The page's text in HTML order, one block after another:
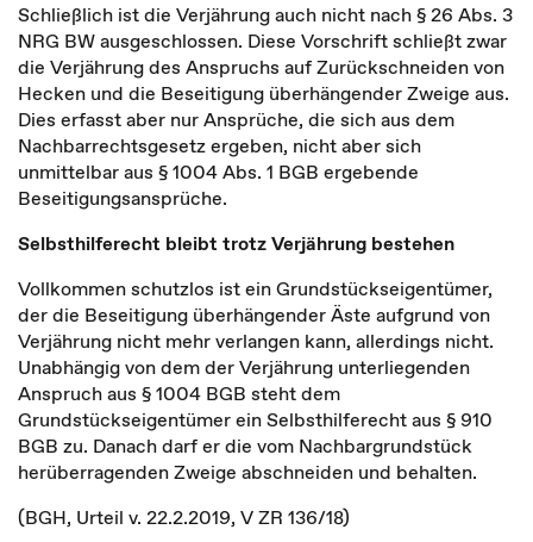
Schließlich ist die Verjährung auch nicht nach § 26 Abs. 3
NRG BW ausgeschlossen. Diese Vorschrift schließt zwar
die Verjährung des Anspruchs auf Zurückschneiden von
Hecken und die Beseitigung überhängender Zweige aus.
Dies erfasst aber nur Ansprüche, die sich aus dem
Nachbarrechtsgesetz ergeben, nicht aber sich
unmittelbar aus § 1004 Abs. 1 BGB ergebende
Beseitigungsansprüche.
Selbsthilferecht bleibt trotz Verjährung bestehen
Vollkommen schutzlos ist ein Grundstückseigentümer,
der die Beseitigung überhängender Äste aufgrund von
Verjährung nicht mehr verlangen kann, allerdings nicht.
Unabhängig von dem der Verjährung unterliegenden
Anspruch aus § 1004 BGB steht dem
Grundstückseigentümer ein Selbsthilferecht aus § 910
BGB zu. Danach darf er die vom Nachbargrundstück
herüberragenden Zweige abschneiden und behalten.
(BGH, Urteil v. 22.2.2019, V ZR 136/18)